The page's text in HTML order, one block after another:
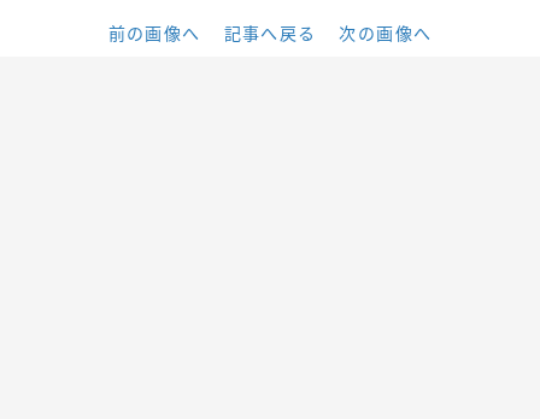
前の画像へ 記事へ戻る 次の画像へ